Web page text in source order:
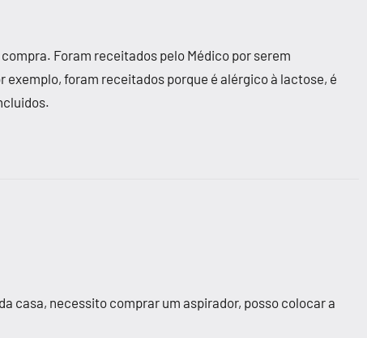
Foram receitados pelo Médico por serem
exemplo, foram receitados porque é alérgico à lactose, é
casa, necessito comprar um aspirador, posso colocar a